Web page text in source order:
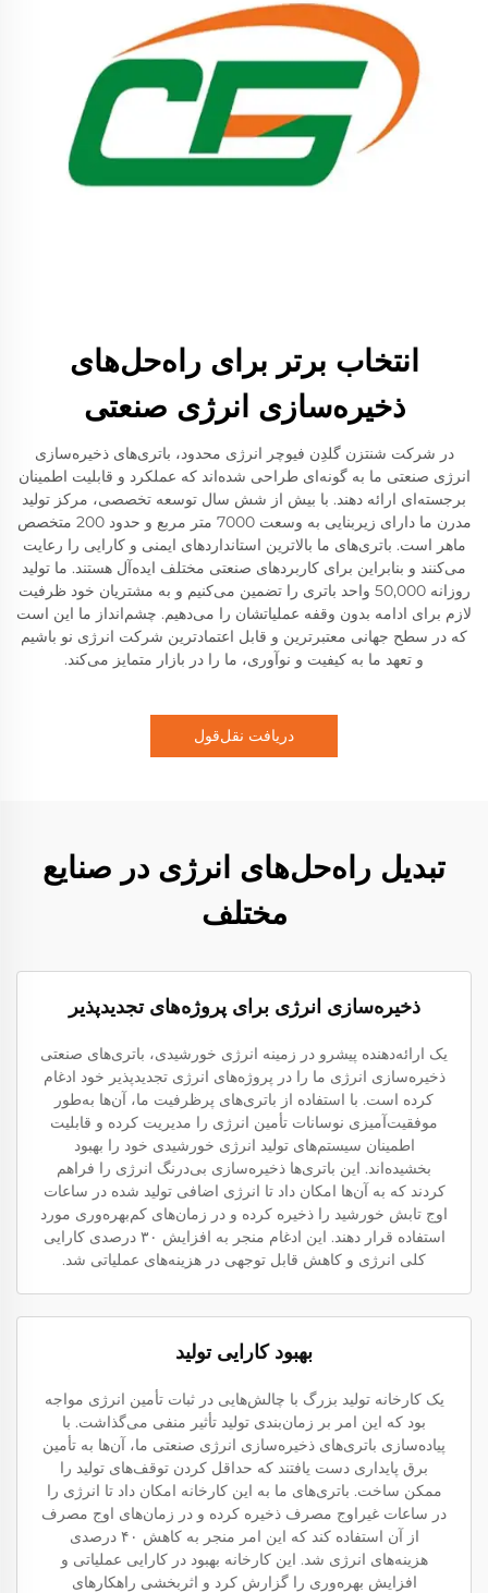
انتخاب برتر برای راه‌حل‌های
ذخیره‌سازی انرژی صنعتی
در شرکت شنتزن گلدِن فیوچر انرژی محدود، باتری‌های ذخیره‌سازی
انرژی صنعتی ما به گونه‌ای طراحی شده‌اند که عملکرد و قابلیت اطمینان
برجسته‌ای ارائه دهند. با بیش از شش سال توسعه تخصصی، مرکز تولید
مدرن ما دارای زیربنایی به وسعت 7000 متر مربع و حدود 200 متخصص
ماهر است. باتری‌های ما بالاترین استانداردهای ایمنی و کارایی را رعایت
می‌کنند و بنابراین برای کاربردهای صنعتی مختلف ایده‌آل هستند. ما تولید
روزانه 50,000 واحد باتری را تضمین می‌کنیم و به مشتریان خود ظرفیت
لازم برای ادامه بدون وقفه عملیاتشان را می‌دهیم. چشم‌انداز ما این است
که در سطح جهانی معتبرترین و قابل اعتمادترین شرکت انرژی نو باشیم
و تعهد ما به کیفیت و نوآوری، ما را در بازار متمایز می‌کند.
دریافت نقل‌قول
تبدیل راه‌حل‌های انرژی در صنایع
مختلف
ذخیره‌سازی انرژی برای پروژه‌های تجدیدپذیر
یک ارائه‌دهنده پیشرو در زمینه انرژی خورشیدی، باتری‌های صنعتی
ذخیره‌سازی انرژی ما را در پروژه‌های انرژی تجدیدپذیر خود ادغام
کرده است. با استفاده از باتری‌های پرظرفیت ما، آن‌ها به‌طور
موفقیت‌آمیزی نوسانات تأمین انرژی را مدیریت کرده و قابلیت
اطمینان سیستم‌های تولید انرژی خورشیدی خود را بهبود
بخشیده‌اند. این باتری‌ها ذخیره‌سازی بی‌درنگ انرژی را فراهم
کردند که به آن‌ها امکان داد تا انرژی اضافی تولید شده در ساعات
اوج تابش خورشید را ذخیره کرده و در زمان‌های کم‌بهره‌وری مورد
استفاده قرار دهند. این ادغام منجر به افزایش ۳۰ درصدی کارایی
کلی انرژی و کاهش قابل توجهی در هزینه‌های عملیاتی شد.
بهبود کارایی تولید
یک کارخانه تولید بزرگ با چالش‌هایی در ثبات تأمین انرژی مواجه
بود که این امر بر زمان‌بندی تولید تأثیر منفی می‌گذاشت. با
پیاده‌سازی باتری‌های ذخیره‌سازی انرژی صنعتی ما، آن‌ها به تأمین
برق پایداری دست یافتند که حداقل کردن توقف‌های تولید را
ممکن ساخت. باتری‌های ما به این کارخانه امکان داد تا انرژی را
در ساعات غیراوج مصرف ذخیره کرده و در زمان‌های اوج مصرف
از آن استفاده کند که این امر منجر به کاهش ۴۰ درصدی
هزینه‌های انرژی شد. این کارخانه بهبود در کارایی عملیاتی و
افزایش بهره‌وری را گزارش کرد و اثربخشی راهکارهای